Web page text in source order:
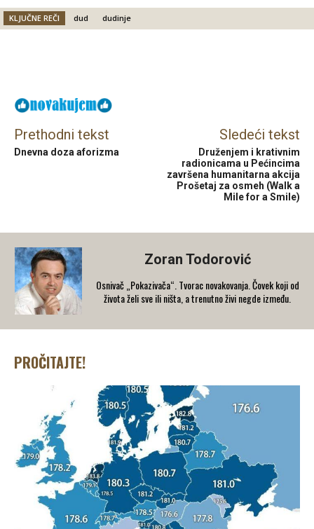
KLJUČNE REČI dud dudinje
Prethodni tekst
Dnevna doza aforizma
Sledeći tekst
Druženjem i krativnim
radionicama u Pećincima
završena humanitarna akcija
Prošetaj za osmeh (Walk a
Mile for a Smile)
Zoran Todorović
Osnivač „Pokazivača“. Tvorac novakovanja. Čovek koji od
života želi sve ili ništa, a trenutno živi negde između.
PROČITAJTE!